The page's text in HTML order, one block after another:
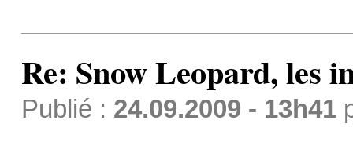
Re: Snow Leopard, les
Publié : 24.09.2009 - 13h41